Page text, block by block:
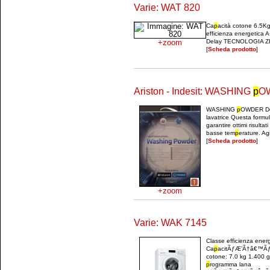
Varie: WAT 820
+zoom
Capacità cotone
efficienza energetica
Delay TECNOLOGIA
[Scheda prodotto]
Ariston - Indesit: WASHING p
+zoom
WASHING pOWDER
lavatrice Questa
garantire ottimi
basse temperature.
[Scheda prodotto]
Varie: WAK 7145
Classe efficienza
Cap
cotone: 7.0 kg 1.400
programma lana